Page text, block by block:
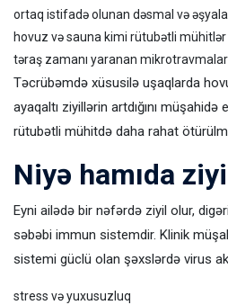
ortaq istifadə olunan dəsmal və
hovuz və sauna kimi rütubətli mühitlər
təraş zamanı yaranan mikrotravmalar
Təcrübəmdə xüsusilə uşaqlarda
ayaqaltı ziyillərin artdığını
rütubətli mühitdə daha rahat
Niyə hamıda
Eyni ailədə bir nəfərdə ziyil olur,
səbəbi immun sistemdir. Klinik
sistemi güclü olan şəxslərdə virus
stress və yuxusuzluq